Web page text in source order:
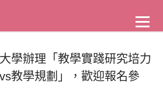
學辦理「教學實踐研究培力
教學規劃」，歡迎報名參